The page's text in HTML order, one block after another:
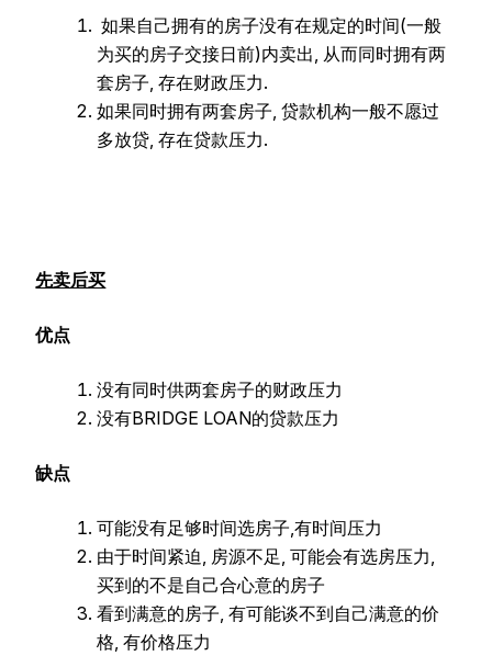
如果自己拥有的房子没有在规定的时间(一般
为买的房子交接日前)内卖出, 从而同时拥有两
套房子, 存在财政压力.
如果同时拥有两套房子, 贷款机构一般不愿过
多放贷, 存在贷款压力.
先卖后买
优点
没有同时供两套房子的财政压力
没有BRIDGE LOAN的贷款压力
缺点
可能没有足够时间选房子,有时间压力
由于时间紧迫, 房源不足, 可能会有选房压力,
买到的不是自己合心意的房子
看到满意的房子, 有可能谈不到自己满意的价
格, 有价格压力